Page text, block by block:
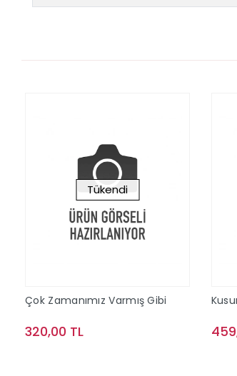
Tükendi
Çok Zamanımız Varmış Gibi
320,00 TL